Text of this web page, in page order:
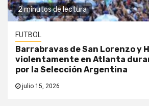
2 minutos de lectura
FUTBOL
Barrabravas de San Lorenzo y
violentamente en Atlanta
por la Selección Argentina
julio 15, 2026